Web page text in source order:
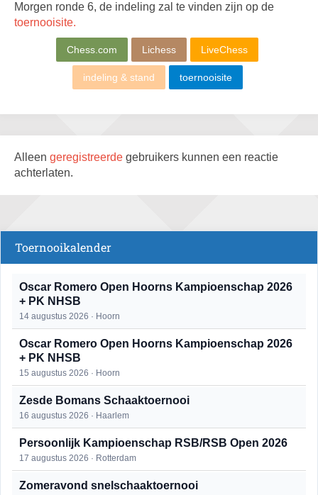
Morgen ronde 6, de indeling zal te vinden zijn op de
toernooisite.
Chess.com Lichess LiveChess
indeling & stand toernooisite
Alleen geregistreerde gebruikers kunnen een reactie
achterlaten.
Toernooikalender
Oscar Romero Open Hoorns Kampioenschap 2026
+ PK NHSB
14 augustus 2026 · Hoorn
Oscar Romero Open Hoorns Kampioenschap 2026
+ PK NHSB
15 augustus 2026 · Hoorn
Zesde Bomans Schaaktoernooi
16 augustus 2026 · Haarlem
Persoonlijk Kampioenschap RSB/RSB Open 2026
17 augustus 2026 · Rotterdam
Zomeravond snelschaaktoernooi